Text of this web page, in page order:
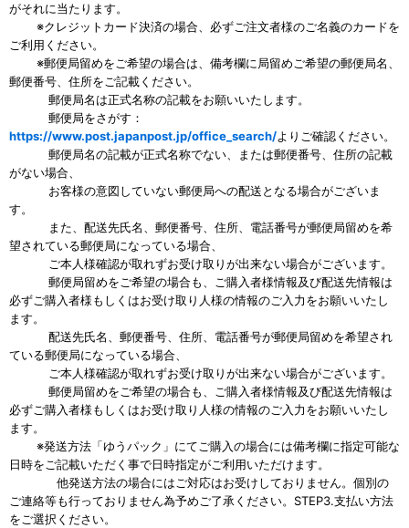
がそれに当たります。
※クレジットカード決済の場合、必ずご注文者様のご名義のカードを
ご利用ください。
※郵便局留めをご希望の場合は、備考欄に局留めご希望の郵便局名、
郵便番号、住所をご記載ください。
郵便局名は正式名称の記載をお願いいたします。
郵便局をさがす：
https://www.post.japanpost.jp/office_search/よりご確認ください。
郵便局名の記載が正式名称でない、または郵便番号、住所の記載
がない場合、
お客様の意図していない郵便局への配送となる場合がございま
す。
また、配送先氏名、郵便番号、住所、電話番号が郵便局留めを希
望されている郵便局になっている場合、
ご本人様確認が取れずお受け取りが出来ない場合がございます。
郵便局留めをご希望の場合も、ご購入者様情報及び配送先情報は
必ずご購入者様もしくはお受け取り人様の情報のご入力をお願いいたし
ます。
配送先氏名、郵便番号、住所、電話番号が郵便局留めを希望され
ている郵便局になっている場合、
ご本人様確認が取れずお受け取りが出来ない場合がございます。
郵便局留めをご希望の場合も、ご購入者様情報及び配送先情報は
必ずご購入者様もしくはお受け取り人様の情報のご入力をお願いいたし
ます。
※発送方法「ゆうパック」にてご購入の場合には備考欄に指定可能な
日時をご記載いただく事で日時指定がご利用いただけます。
他発送方法の場合にはご対応はお受けしておりません。個別の
ご連絡等も行っておりません為予めご了承ください。STEP3.支払い方法
をご選択ください。